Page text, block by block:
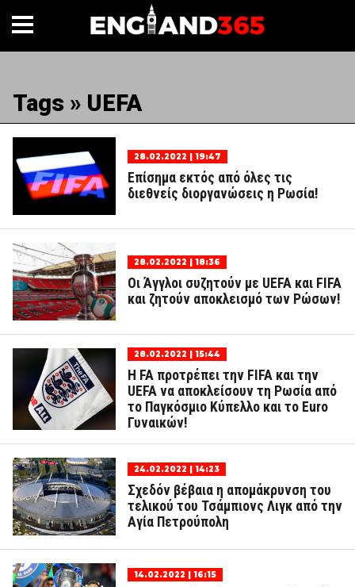
Tags » UEFA
28.02.2022 | 19:47
Επίσημα εκτός από όλες τις
διεθνείς διοργανώσεις η Ρωσία!
28.02.2022 | 18:36
Οι Άγγλοι συζητούν με UEFA και FIFA
και ζητούν αποκλεισμό των Ρώσων!
28.02.2022 | 15:44
Η FA προτρέπει την FIFA και την
UEFA να αποκλείσουν τη Ρωσία από
το Παγκόσμιο Κύπελλο και το Euro
Γυναικών!
24.02.2022 | 14:23
Σχεδόν βέβαια η απομάκρυνση του
τελικού του Τσάμπιονς Λιγκ από την
Αγία Πετρούπολη
14.02.2022 | 16:15